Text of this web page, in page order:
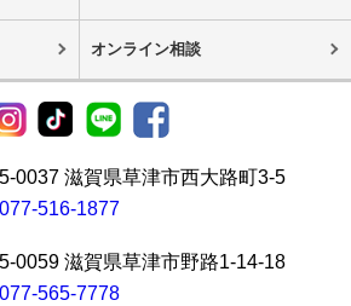
オンライン相談
0037 滋賀県草津市西大路町3-5
516-1877
0059 滋賀県草津市野路1-14-18
565-7778